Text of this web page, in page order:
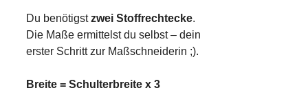
Du benötigstzwei Stoffrechtecke.
Die Maße ermittelst du selbst – dein
erster Schritt zur Maßschneiderin ;).
Breite = Schulterbreite x 3